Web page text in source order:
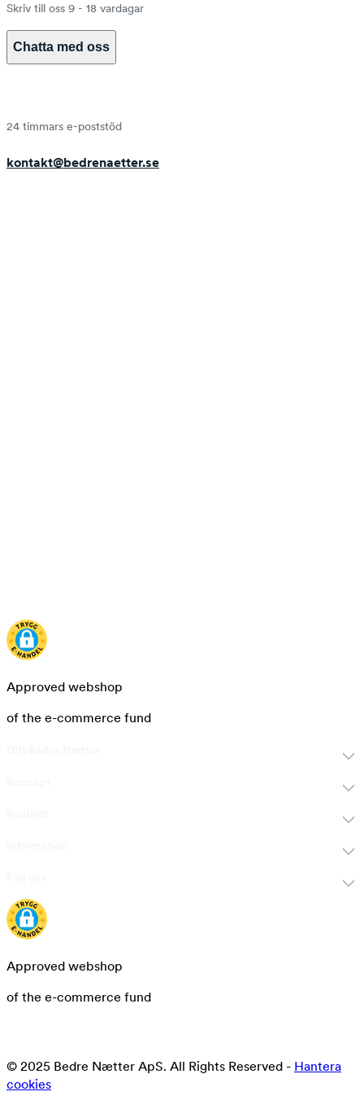
Skriv till oss 9 - 18 vardagar
Chatta med oss
24 timmars e-poststöd
kontakt@bedrenaetter.se
Approved webshop
of the e-commerce fund
Approved webshop
of the e-commerce fund
© 2025 Bedre Nætter ApS. All Rights Reserved - Hantera
cookies